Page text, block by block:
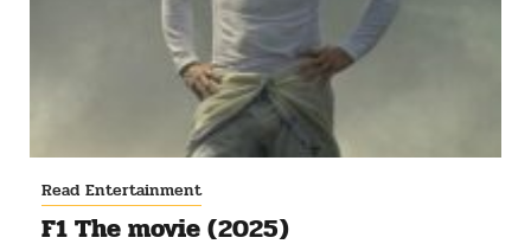
Read Entertainment
F1 The movie (2025)